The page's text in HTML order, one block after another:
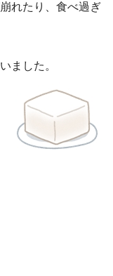
れたり、食べ過ぎ
ました。